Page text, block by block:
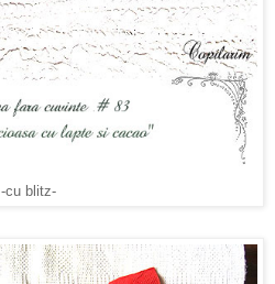
-cu blitz-